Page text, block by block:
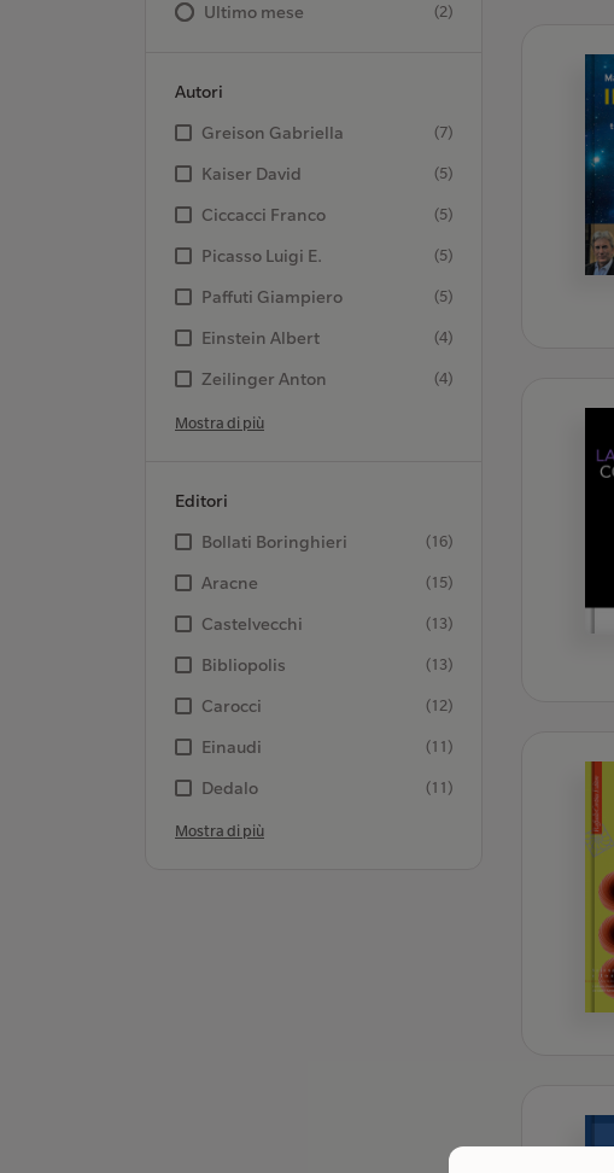
Ultimo mese (2)
Autori
Greison Gabriella
(7)
Kaiser David (5)
Ciccacci Franco (5)
Picasso Luigi E. (5)
Paffuti Giampiero (5)
Einstein Albert (4)
Zeilinger Anton (4)
Mostra di più
Editori
Bollati Boringhieri
(16)
Aracne (15)
Castelvecchi (13)
Bibliopolis (13)
Carocci (12)
Einaudi (11)
Dedalo (11)
Mostra di più